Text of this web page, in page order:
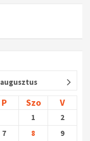
augusztus
P Szo V
1
2
7 8 9